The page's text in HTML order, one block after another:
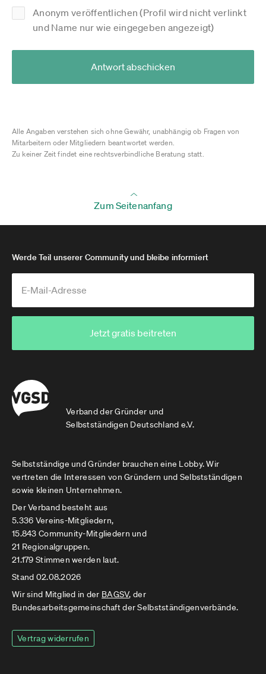
Anonym veröffentlichen (Profil wird nicht verlinkt
und Name nur wie eingegeben angezeigt)
Antwort abschicken
Alle Angaben verstehen sich ohne Gewähr, unabhängig ob Fragen von
Mitarbeitern oder Mitgliedern beantwortet werden.
Zu keiner Zeit findet eine rechtsverbindliche Beratung statt.
Zum Seitenanfang
Verband der Gründer und
Selbstständigen Deutschland e.V.
Werde Teil unserer Community und bleibe informiert
Jetzt gratis beitreten
Selbstständige und Gründer brauchen eine Lobby. Wir
vertreten die Interessen von Gründern und Selbstständigen
sowie kleinen Unternehmen.
Der Verband besteht aus
5.336 Vereins-Mitgliedern,
15.843 Community-Mitgliedern und
21 Regionalgruppen.
21.179 Stimmen werden laut.
Stand 02.08.2026
Wir sind Mitglied in der BAGSV, der
Bundesarbeitsgemeinschaft der Selbstständigenverbände.
Vertrag widerrufen